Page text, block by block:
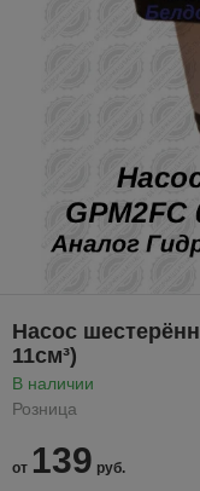
Насос
11см³)
В наличии
Розница
от 139 руб.